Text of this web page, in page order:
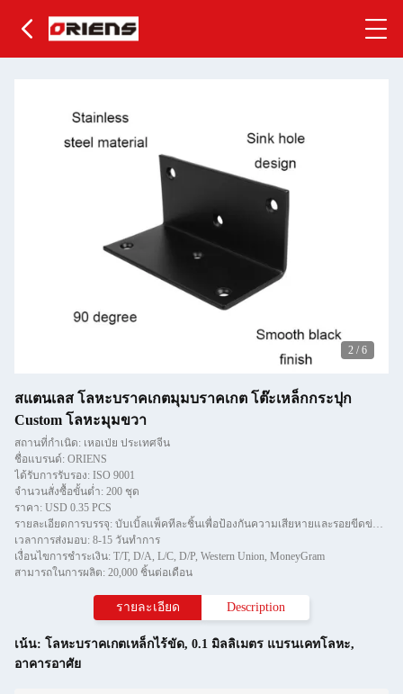
2 / 6
สแตนเลส โลหะบราคเกตมุมบราคเกต โต๊ะเหล็กกระปุก
Custom โลหะมุมขวา
สถานที่กำเนิด: เหอเป่ย ประเทศจีน
ชื่อแบรนด์: ORIENS
ได้รับการรับรอง: ISO 9001
จำนวนสั่งซื้อขั้นต่ำ: 200 ชุด
ราคา: USD 0.35 PCS
รายละเอียดการบรรจุ: บับเบิ้ลแพ็คทีละชิ้นเพื่อป้องกันความเสียหายและรอยขีดข่วนในการขนย้าย จากนั้นใส่ลงในกล่อง
เวลาการส่งมอบ: 8-15 วันทำการ
เงื่อนไขการชำระเงิน: T/T, D/A, L/C, D/P, Western Union, MoneyGram
สามารถในการผลิต: 20,000 ชิ้นต่อเดือน
รายละเอียด Description
เน้น: โลหะบราคเกตเหล็กไร้ขัด, 0.1 มิลลิเมตร แบรนเคทโลหะ,
อาคารอาศัย